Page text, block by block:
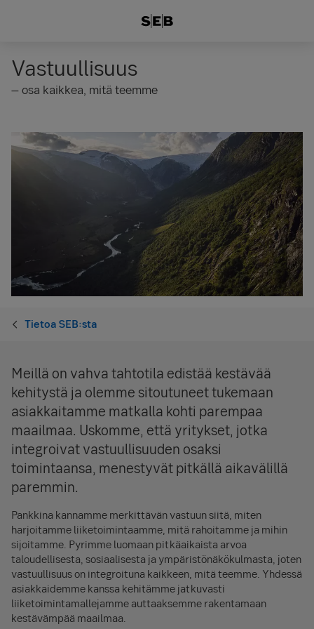
Vastuullisuus
– osa kaikkea, mitä teemme
Tietoa SEB:sta
Meillä on vahva tahtotila edistää kestävää
kehitystä ja olemme sitoutuneet tukemaan
asiakkaitamme matkalla kohti parempaa
maailmaa. Uskomme, että yritykset, jotka
integroivat vastuullisuuden osaksi
toimintaansa, menestyvät pitkällä aikavälillä
paremmin.
Pankkina kannamme merkittävän vastuun siitä, miten
harjoitamme liiketoimintaamme, mitä rahoitamme ja mihin
sijoitamme. Pyrimme luomaan pitkäaikaista arvoa
taloudellisesta, sosiaalisesta ja ympäristönäkökulmasta, joten
vastuullisuus on integroituna kaikkeen, mitä teemme. Yhdessä
asiakkaidemme kanssa kehitämme jatkuvasti
liiketoimintamallejamme auttaaksemme rakentamaan
kestävämpää maailmaa.